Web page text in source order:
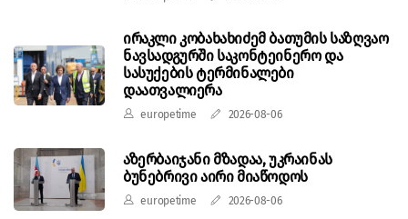
ირაკლი კობახახიძემ ბათუმის საზღვაო
ნავსადგურში საკონტეინერო და
სასუქების ტერმინალები
დაათვალიერა
europetime 2026-08-06
აზერბაიჯანი მზადაა, უკრაინას
ბუნებრივი აირი მიაწოდოს
europetime 2026-08-06